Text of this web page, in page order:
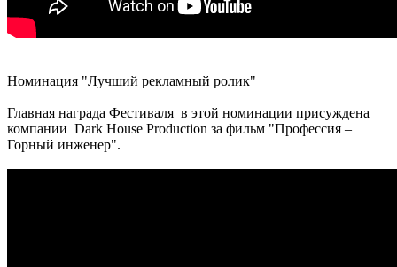
Номинация "Лучший рекламный ролик"
Главная награда Фестиваля в этой номинации присуждена
компании Dark House Production за фильм "Профессия –
Горный инженер".